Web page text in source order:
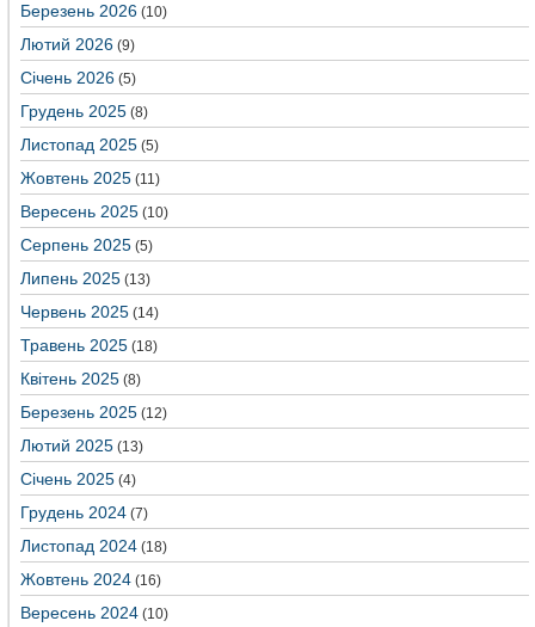
Березень 2026 (10)
Лютий 2026 (9)
Січень 2026 (5)
Грудень 2025 (8)
Листопад 2025 (5)
Жовтень 2025 (11)
Вересень 2025 (10)
Серпень 2025 (5)
Липень 2025 (13)
Червень 2025 (14)
Травень 2025 (18)
Квітень 2025 (8)
Березень 2025 (12)
Лютий 2025 (13)
Січень 2025 (4)
Грудень 2024 (7)
Листопад 2024 (18)
Жовтень 2024 (16)
Вересень 2024 (10)